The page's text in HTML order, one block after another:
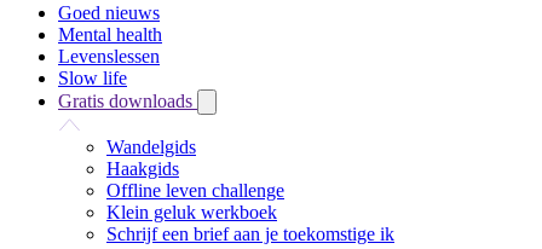
Goed nieuws
Mental health
Levenslessen
Slow life
Gratis downloads
Wandelgids
Haakgids
Offline leven challenge
Klein geluk werkboek
Schrijf een brief aan je toekomstige ik